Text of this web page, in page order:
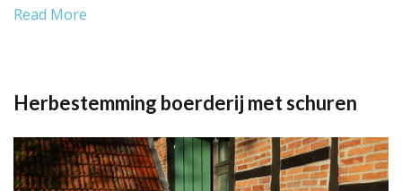
Read More
Herbestemming boerderij met schuren